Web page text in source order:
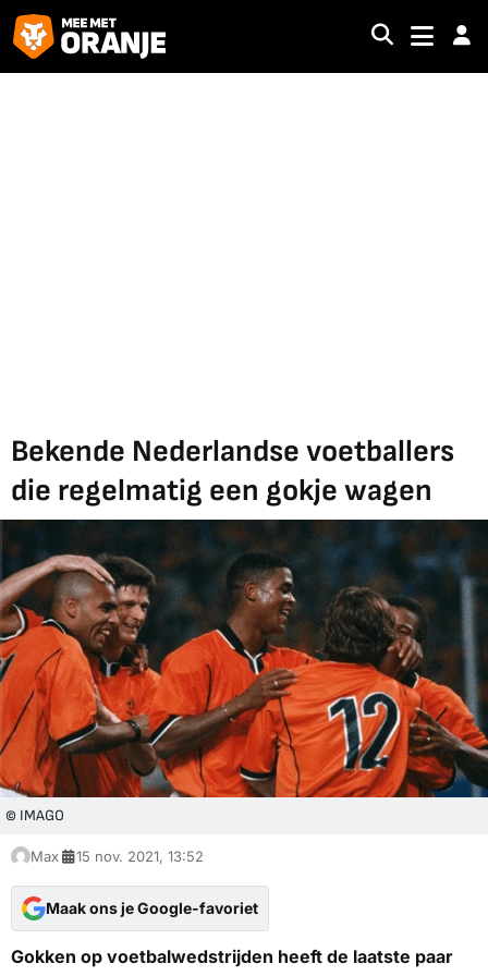
Bekende Nederlandse voetballers
die regelmatig een gokje wagen
© IMAGO
Max 15 nov. 2021, 13:52
Maak ons je Google-favoriet
Gokken op voetbalwedstrijden heeft de laatste paar